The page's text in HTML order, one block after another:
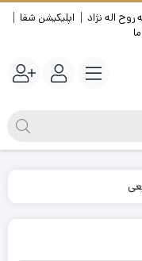
اله نژاد
اپلیکیشن شفا